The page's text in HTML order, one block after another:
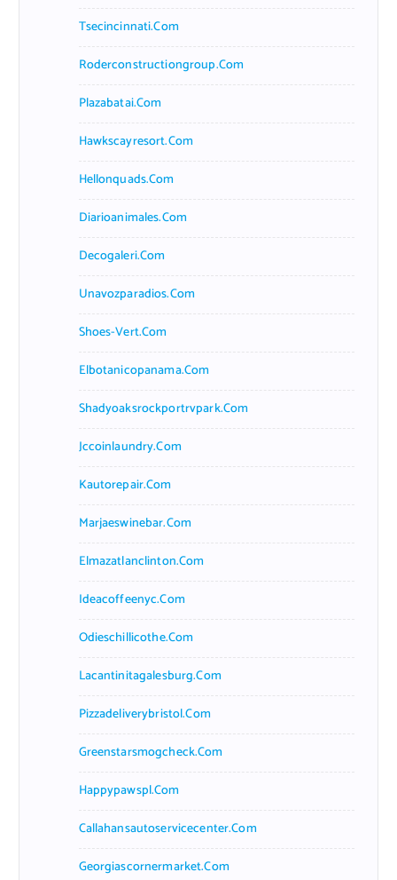
Tsecincinnati.com
Roderconstructiongroup.com
Plazabatai.com
Hawkscayresort.com
Hellonquads.com
Diarioanimales.com
Decogaleri.com
Unavozparadios.com
Shoes-Vert.com
Elbotanicopanama.com
Shadyoaksrockportrvpark.com
Jccoinlaundry.com
Kautorepair.com
Marjaeswinebar.com
Elmazatlanclinton.com
Ideacoffeenyc.com
Odieschillicothe.com
Lacantinitagalesburg.com
Pizzadeliverybristol.com
Greenstarsmogcheck.com
Happypawspl.com
Callahansautoservicecenter.com
Georgiascornermarket.com